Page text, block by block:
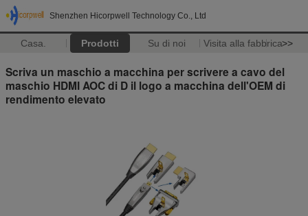
Shenzhen Hicorpwell Technology Co., Ltd
Casa. Prodotti Su di noi Visita alla fabbrica>>
Scriva un maschio a macchina per scrivere a cavo del
maschio HDMI AOC di D il logo a macchina dell'OEM di
rendimento elevato